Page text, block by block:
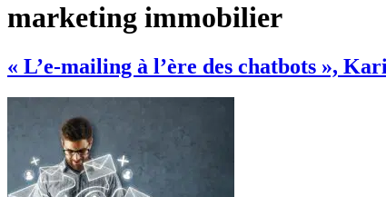
marketing immobilier
« L’e-mailing à l’ère des chatbots »,